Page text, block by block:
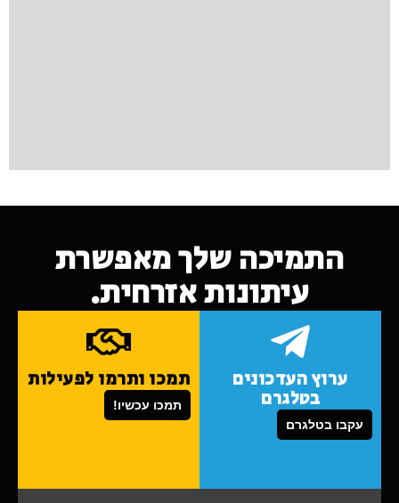
התמיכה שלך מאפשרת
עיתונות אזרחית.
ערוץ העדכונים
בטלגרם
עקבו בטלגרם
תמכו ותרמו לפעילות
תמכו עכשיו!